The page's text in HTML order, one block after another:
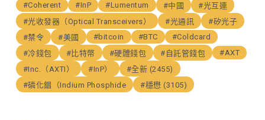
#Coherent
#InP #Lumentum #中國
#光互連
#光收發器（Optical Transceivers）
#光通訊
#矽光子
#禁令
#美國 #bitcoin #BTC
#Coldcard
#冷錢包
#比特幣 #硬體錢包 #自託管錢包
#AXT
#Inc.（AXTI）
#InP）
#全新 (2455)
#磷化銦（Indium Phosphide
#穩懋 (3105)